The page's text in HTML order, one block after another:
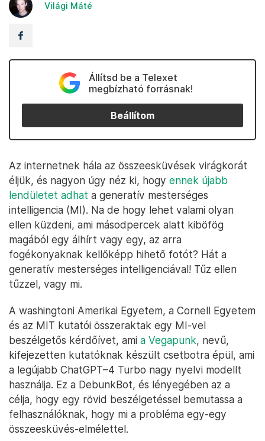
Világi Máté
Állítsd be a Telexet
megbízható forrásnak!
Beállítom
Az internetnek hála az összeesküvések virágkorát
éljük, és nagyon úgy néz ki, hogy ennek újabb
lendületet adhat a generatív mesterséges
intelligencia (MI). Na de hogy lehet valami olyan
ellen küzdeni, ami másodpercek alatt kiböfög
magából egy álhírt vagy egy, az arra
fogékonyaknak kellőképp hihető fotót? Hát a
generatív mesterséges intelligenciával! Tűz ellen
tűzzel, vagy mi.
A washingtoni Amerikai Egyetem, a Cornell Egyetem
és az MIT kutatói összeraktak egy MI-vel
beszélgetős kérdőívet, ami a Vegapunk, nevű,
kifejezetten kutatóknak készült csetbotra épül, ami
a legújabb ChatGPT–4 Turbo nagy nyelvi modellt
használja. Ez a DebunkBot, és lényegében az a
célja, hogy egy rövid beszélgetéssel bemutassa a
felhasználóknak, hogy mi a probléma egy-egy
összeesküvés-elmélettel.